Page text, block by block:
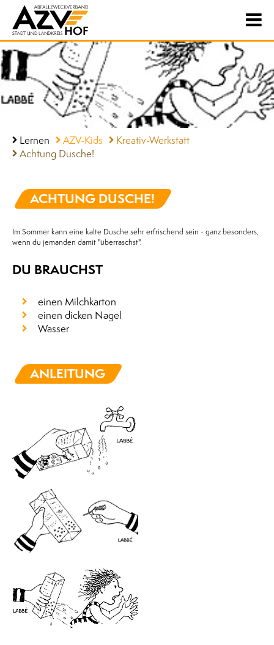
Lernen AZV-Kids
Kreativ-Werkstatt
Achtung Dusche!
ACHTUNG DUSCHE!
Im Sommer kann eine kalte Dusche sehr erfrischend sein - ganz besonders,
wenn du jemanden damit "überraschst".
DU BRAUCHST
einen Milchkarton
einen dicken Nagel
Wasser
ANLEITUNG